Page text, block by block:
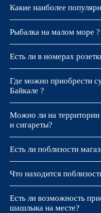
Какие наиболее
Рыбалка на малом море ?
Есть ли в номерах
Где можно приобрести
Байкале ?
Можно ли на территории
и сигареты?
Есть ли поблизости
Что находится
Есть ли возможность
шашлыка на месте?